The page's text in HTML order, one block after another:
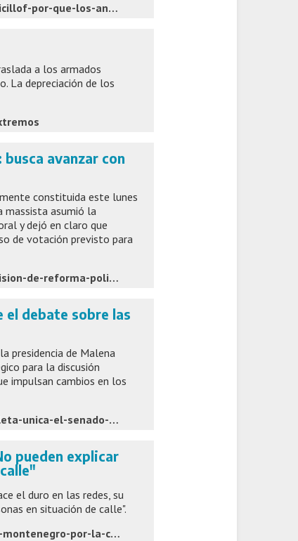
https://www.infocielo.com/politica-y-economia/la-paradoja-de-kicillof-por-que-los-analistas-dicen-que-es-el-rival-perfecto-para-javier-milei
a los armados
La depreciación de los
avanzar con
constituida este lunes
massista asumió la
y dejó en claro que
de votación previsto para
https://infocronos.com.ar/nota/55999/galmarini-arranco-la-comision-de-reforma-politica-busca-avanzar-con-cambios-antes-de-fin-de-ano/
el debate sobre las
presidencia de Malena
para la discusión
impulsan cambios en los
grupolaprovincia.com/contenido/598443/reelecciones-paso-y-boleta-unica-el-senado-abre-el-debate-sobre-las-reglas-del-2#google_vignette
pueden explicar
el duro en las redes, su
en situación de calle".
https://www.0223.com.ar/nota/2026-6-1-21-0-0-raverta-cruzo-a-montenegro-por-la-crisis-social-no-pueden-explicar-por-que-cada-vez-hay-mas-personas-viviendo-en-la-calle